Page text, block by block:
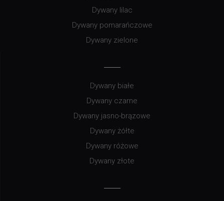
Dywany lilac
Dywany pomarańczowe
Dywany zielone
Dywany białe
Dywany czarne
Dywany jasno-brązowe
Dywany żółte
Dywany różowe
Dywany złote